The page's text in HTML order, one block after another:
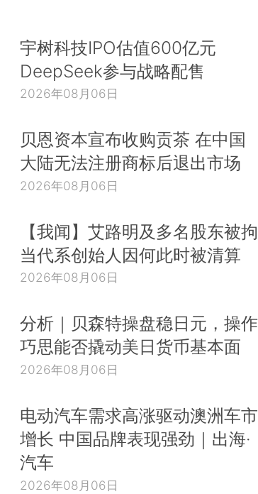
宇树科技IPO估值600亿元
DeepSeek参与战略配售
2026年08月06日
贝恩资本宣布收购贡茶 在中国
大陆无法注册商标后退出市场
2026年08月06日
【我闻】艾路明及多名股东被拘
当代系创始人因何此时被清算
2026年08月06日
分析｜贝森特操盘稳日元，操作
巧思能否撬动美日货币基本面
2026年08月06日
电动汽车需求高涨驱动澳洲车市
增长 中国品牌表现强劲｜出海·
汽车
2026年08月06日